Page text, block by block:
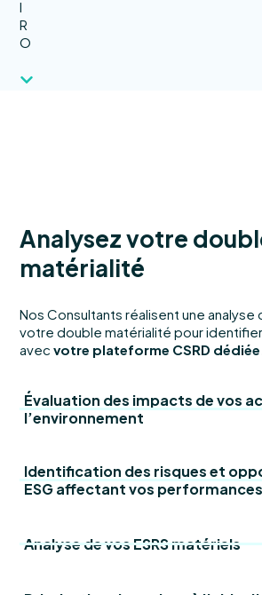
I
R
O
Analysez votre
matérialité
Nos Consultants réalisent une
votre double matérialité pour identifier
avecvotre plateforme CSRD
Évaluation des impacts de vos
l’environnement
Identification des risques et
ESG affectant vos
Analyse de vos ESRS matériels